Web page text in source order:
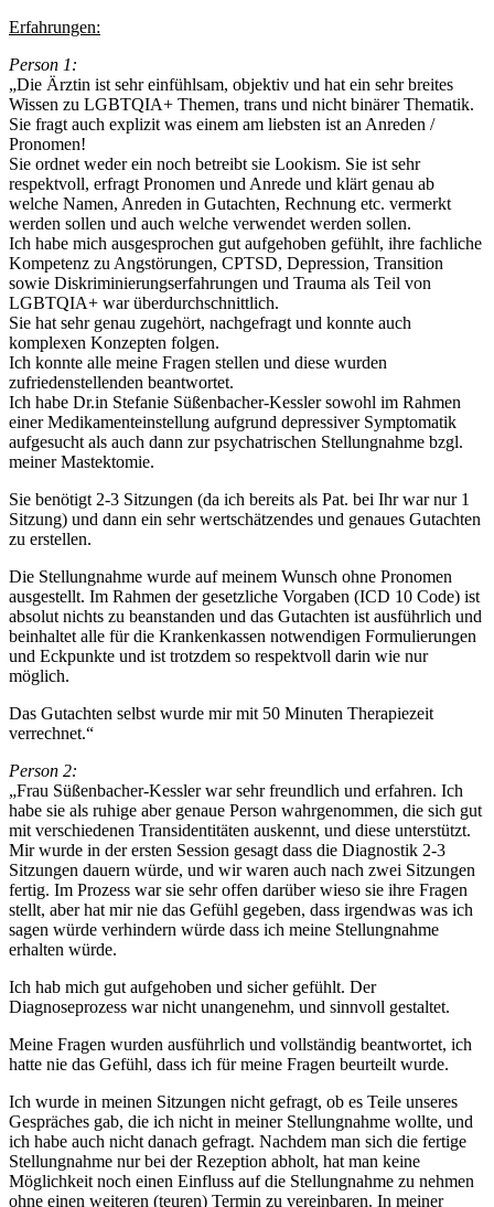
Erfahrungen:
Person 1:
„Die Ärztin ist sehr einfühlsam, objektiv und hat ein sehr breites
Wissen zu LGBTQIA+ Themen, trans und nicht binärer Thematik.
Sie fragt auch explizit was einem am liebsten ist an Anreden /
Pronomen!
Sie ordnet weder ein noch betreibt sie Lookism. Sie ist sehr
respektvoll, erfragt Pronomen und Anrede und klärt genau ab
welche Namen, Anreden in Gutachten, Rechnung etc. vermerkt
werden sollen und auch welche verwendet werden sollen.
Ich habe mich ausgesprochen gut aufgehoben gefühlt, ihre fachliche
Kompetenz zu Angstörungen, CPTSD, Depression, Transition
sowie Diskriminierungserfahrungen und Trauma als Teil von
LGBTQIA+ war überdurchschnittlich.
Sie hat sehr genau zugehört, nachgefragt und konnte auch
komplexen Konzepten folgen.
Ich konnte alle meine Fragen stellen und diese wurden
zufriedenstellenden beantwortet.
Ich habe Dr.in Stefanie Süßenbacher-Kessler sowohl im Rahmen
einer Medikamenteinstellung aufgrund depressiver Symptomatik
aufgesucht als auch dann zur psychatrischen Stellungnahme bzgl.
meiner Mastektomie.
Sie benötigt 2-3 Sitzungen (da ich bereits als Pat. bei Ihr war nur 1
Sitzung) und dann ein sehr wertschätzendes und genaues Gutachten
zu erstellen.
Die Stellungnahme wurde auf meinem Wunsch ohne Pronomen
ausgestellt. Im Rahmen der gesetzliche Vorgaben (ICD 10 Code) ist
absolut nichts zu beanstanden und das Gutachten ist ausführlich und
beinhaltet alle für die Krankenkassen notwendigen Formulierungen
und Eckpunkte und ist trotzdem so respektvoll darin wie nur
möglich.
Das Gutachten selbst wurde mir mit 50 Minuten Therapiezeit
verrechnet.“
Person 2:
„Frau Süßenbacher-Kessler war sehr freundlich und erfahren. Ich
habe sie als ruhige aber genaue Person wahrgenommen, die sich gut
mit verschiedenen Transidentitäten auskennt, und diese unterstützt.
Mir wurde in der ersten Session gesagt dass die Diagnostik 2-3
Sitzungen dauern würde, und wir waren auch nach zwei Sitzungen
fertig. Im Prozess war sie sehr offen darüber wieso sie ihre Fragen
stellt, aber hat mir nie das Gefühl gegeben, dass irgendwas was ich
sagen würde verhindern würde dass ich meine Stellungnahme
erhalten würde.
Ich hab mich gut aufgehoben und sicher gefühlt. Der
Diagnoseprozess war nicht unangenehm, und sinnvoll gestaltet.
Meine Fragen wurden ausführlich und vollständig beantwortet, ich
hatte nie das Gefühl, dass ich für meine Fragen beurteilt wurde.
Ich wurde in meinen Sitzungen nicht gefragt, ob es Teile unseres
Gespräches gab, die ich nicht in meiner Stellungnahme wollte, und
ich habe auch nicht danach gefragt. Nachdem man sich die fertige
Stellungnahme nur bei der Rezeption abholt, hat man keine
Möglichkeit noch einen Einfluss auf die Stellungnahme zu nehmen
ohne einen weiteren (teuren) Termin zu vereinbaren. In meiner